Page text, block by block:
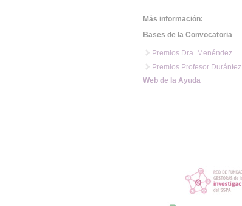
Más información:
Bases de la Convocatoria
Premios Dra. Menéndez
Premios Profesor Durántez
Web de la Ayuda